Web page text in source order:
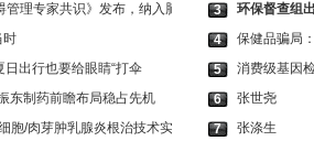
理专家共识》发布，纳入脑
时
日出行也要给眼睛“打伞
东制药前瞻布局稳占先机
胞/肉芽肿乳腺炎根治技术实
3
环保督查组
4
保健品骗局
5
消费级基因
6
张世尧
7
张涤生